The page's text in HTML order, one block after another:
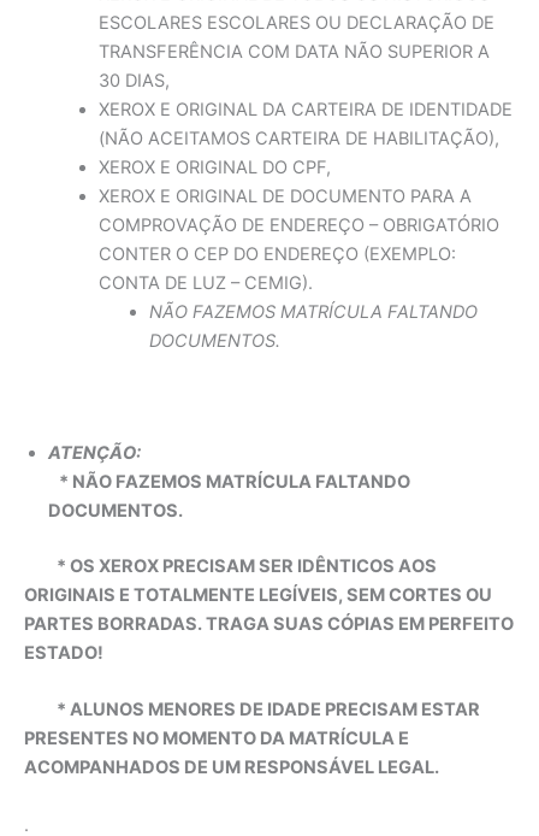
ESCOLARES ESCOLARES OU DECLARAÇÃO DE
TRANSFERÊNCIA COM DATA NÃO SUPERIOR A
30 DIAS,
XEROX E ORIGINAL DA CARTEIRA DE IDENTIDADE
(NÃO ACEITAMOS CARTEIRA DE HABILITAÇÃO),
XEROX E ORIGINAL DO CPF,
XEROX E ORIGINAL DE DOCUMENTO PARA A
COMPROVAÇÃO DE ENDEREÇO – OBRIGATÓRIO
CONTER O CEP DO ENDEREÇO (EXEMPLO:
CONTA DE LUZ – CEMIG).
NÃO FAZEMOS MATRÍCULA FALTANDO
DOCUMENTOS.
ATENÇÃO:
* NÃO FAZEMOS MATRÍCULA FALTANDO
DOCUMENTOS.
* OS XEROX PRECISAM SER IDÊNTICOS AOS
ORIGINAIS E TOTALMENTE LEGÍVEIS, SEM CORTES OU
PARTES BORRADAS. TRAGA SUAS CÓPIAS EM PERFEITO
ESTADO!
* ALUNOS MENORES DE IDADE PRECISAM ESTAR
PRESENTES NO MOMENTO DA MATRÍCULA E
ACOMPANHADOS DE UM RESPONSÁVEL LEGAL.
.